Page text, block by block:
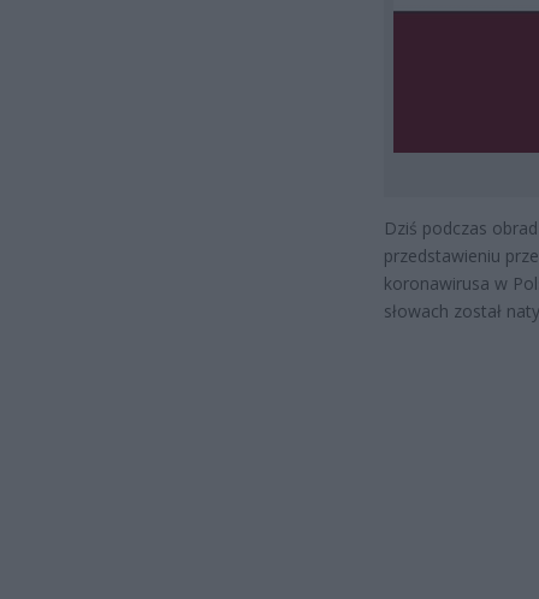
Dziś podczas
przedstawieniu
koronawirusa w
słowach został